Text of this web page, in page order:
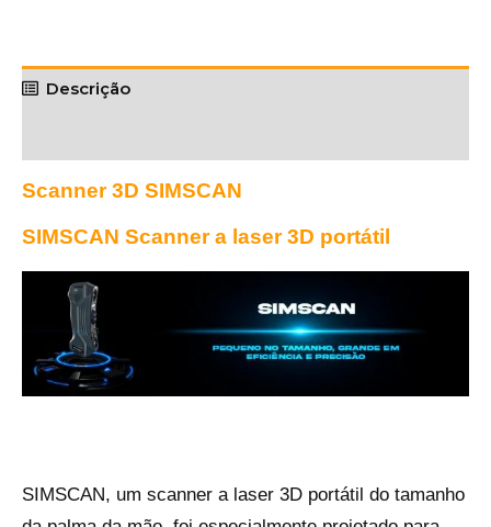
Descrição
Scanner 3D SIMSCAN
SIMSCAN Scanner a laser 3D portátil
SIMSCAN, um scanner a laser 3D portátil do tamanho